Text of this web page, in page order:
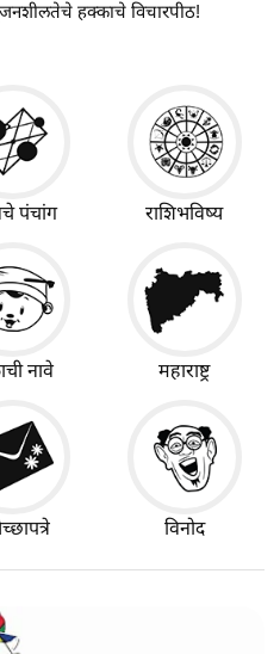
सृजनशीलतेचे हक्काचे विचारपीठ!
पंचांग राशिभविष्य
नावे महाराष्ट्र
विनोद